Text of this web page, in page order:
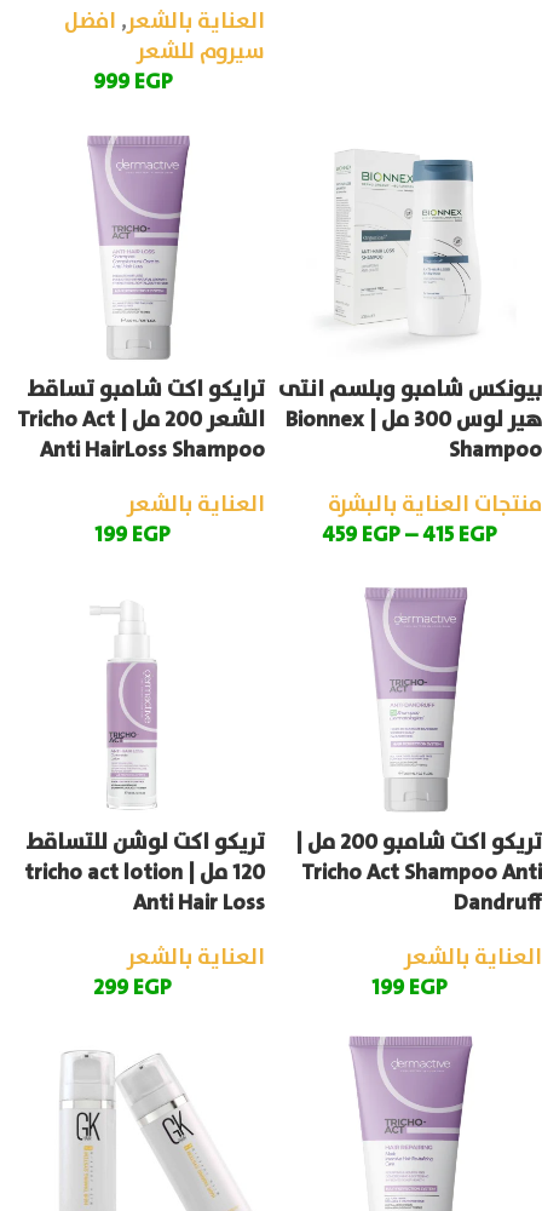
العناية بالشعر, افضل
سيروم للشعر
999EGP
بيونكس شامبو وبلسم انتى
هير لوس 300 مل | Bionnex
Shampoo
منتجات العناية بالبشرة
415EGP
–
459EGP
ترايكو اكت شامبو تساقط
الشعر 200 مل | Tricho Act
Anti HairLoss Shampoo
العناية بالشعر
199EGP
تريكو اكت شامبو 200 مل |
Tricho Act Shampoo Anti
Dandruff
العناية بالشعر
199EGP
تريكو اكت لوشن للتساقط
120 مل | tricho act lotion
Anti Hair Loss
العناية بالشعر
299EGP